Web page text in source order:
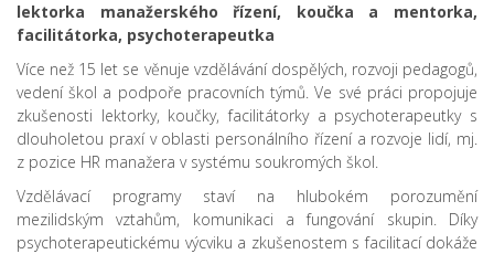
lektorka manažerského řízení, koučka a mentorka,
facilitátorka, psychoterapeutka
Více než 15 let se věnuje vzdělávání dospělých, rozvoji pedagogů,
vedení škol a podpoře pracovních týmů. Ve své práci propojuje
zkušenosti lektorky, koučky, facilitátorky a psychoterapeutky s
dlouholetou praxí v oblasti personálního řízení a rozvoje lidí, mj.
z pozice HR manažera v systému soukromých škol.
Vzdělávací programy staví na hlubokém porozumění
mezilidským vztahům, komunikaci a fungování skupin. Díky
psychoterapeutickému výcviku a zkušenostem s facilitací dokáže